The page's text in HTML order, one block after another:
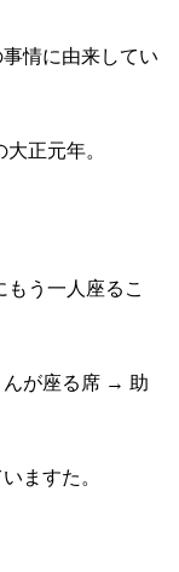
情に由来してい
正元年。
う一人座るこ
んが座る席 → 助
ますた。